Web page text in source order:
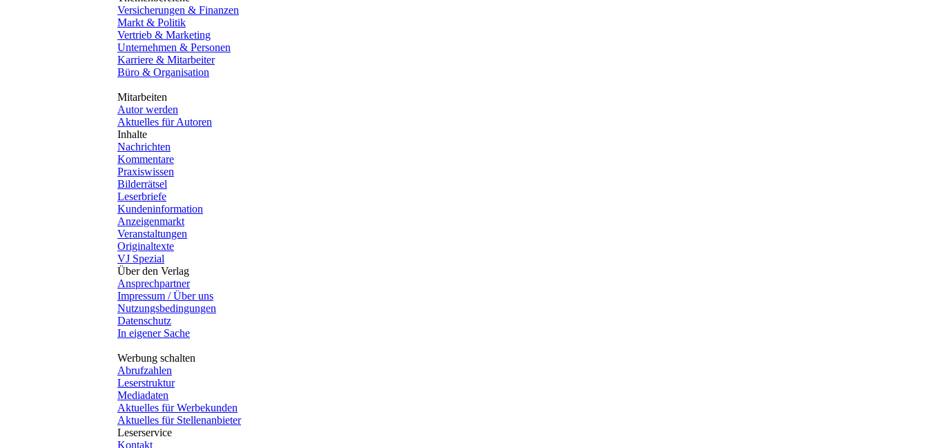
Versicherungen & Finanzen
Markt & Politik
Vertrieb & Marketing
Unternehmen & Personen
Karriere & Mitarbeiter
Büro & Organisation
Mitarbeiten
Autor werden
Aktuelles für Autoren
Inhalte
Nachrichten
Kommentare
Praxiswissen
Bilderrätsel
Leserbriefe
Kundeninformation
Anzeigenmarkt
Veranstaltungen
Originaltexte
VJ Spezial
Über den Verlag
Ansprechpartner
Impressum / Über uns
Nutzungsbedingungen
Datenschutz
In eigener Sache
Werbung schalten
Abrufzahlen
Leserstruktur
Mediadaten
Aktuelles für Werbekunden
Aktuelles für Stellenanbieter
Leserservice
Kontakt